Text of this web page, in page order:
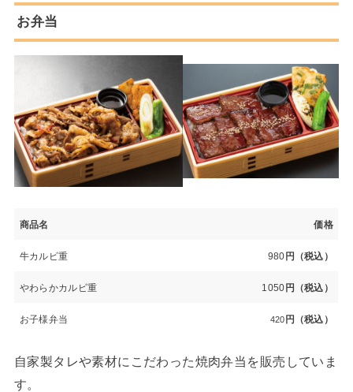
お弁当
商品名 価格
牛カルビ重 980円（税込）
やわらかカルビ重 1050円（税込）
お子様弁当 420円（税込）
自家製タレや素材にこだわった焼肉弁当を販売していま
す。